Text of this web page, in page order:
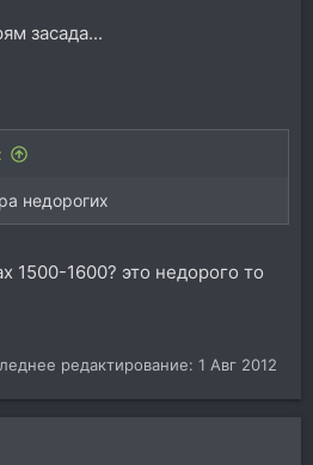
засада...
недорогих
1500-1600? это недорого то
редактирование: 1 Авг 2012